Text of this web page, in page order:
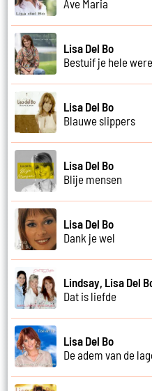
Ave Maria
Lisa Del Bo
Bestuif je hele
Lisa Del Bo
Blauwe slippers
Lisa Del Bo
Blije mensen
Lisa Del Bo
Dank je wel
Lindsay, Lisa Del
Dat is liefde
Lisa Del Bo
De adem van de